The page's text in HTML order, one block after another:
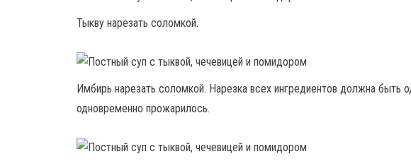
Тыкву нарезать соломкой.
Имбирь нарезать соломкой. Нарезка всех ингредиентов должна быть
одновременно прожарилось.